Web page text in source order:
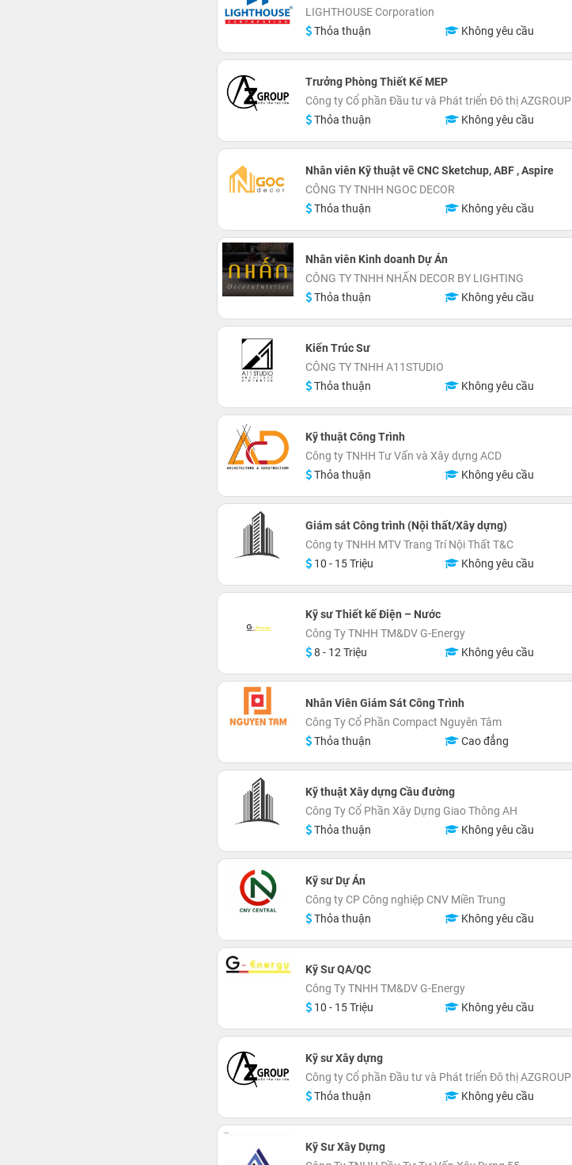
LIGHTHOUSE Corporation
Thỏa thuận
Không yêu cầu
Trưởng Phòng Thiết Kế MEP
Công ty Cổ phần Đầu tư và Phát triển Đô thị AZGROUP
Thỏa thuận
Không yêu cầu
Nhân viên Kỹ thuật vẽ CNC Sketchup, ABF , Aspire
CÔNG TY TNHH NGOC DECOR
Thỏa thuận
Không yêu cầu
Nhân viên Kinh doanh Dự Án
CÔNG TY TNHH NHẤN DECOR BY LIGHTING
Thỏa thuận
Không yêu cầu
Kiến Trúc Sư
CÔNG TY TNHH A11STUDIO
Thỏa thuận
Không yêu cầu
Kỹ thuật Công Trình
Công ty TNHH Tư Vấn và Xây dựng ACD
Thỏa thuận
Không yêu cầu
Giám sát Công trình (Nội thất/Xây dựng)
Công ty TNHH MTV Trang Trí Nội Thất T&C
10 - 15 Triệu
Không yêu cầu
Kỹ sư Thiết kế Điện – Nước
Công Ty TNHH TM&DV G-Energy
8 - 12 Triệu
Không yêu cầu
Nhân Viên Giám Sát Công Trình
Công Ty Cổ Phần Compact Nguyên Tâm
Thỏa thuận
Cao đẳng
Kỹ thuật Xây dựng Cầu đường
Công Ty Cổ Phần Xây Dựng Giao Thông AH
Thỏa thuận
Không yêu cầu
Kỹ sư Dự Án
Công ty CP Công nghiệp CNV Miền Trung
Thỏa thuận
Không yêu cầu
Kỹ Sư QA/QC
Công Ty TNHH TM&DV G-Energy
10 - 15 Triệu
Không yêu cầu
Kỹ sư Xây dựng
Công ty Cổ phần Đầu tư và Phát triển Đô thị AZGROUP
Thỏa thuận
Không yêu cầu
Kỹ Sư Xây Dựng